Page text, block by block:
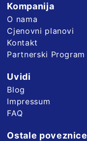
Kompanija
O nama
Cjenovni planovi
Kontakt
Partnerski Program
Uvidi
Blog
Impressum
FAQ
Ostale poveznice